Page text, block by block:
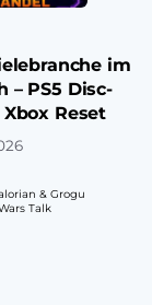
im
– PS5 Disc-
Reset